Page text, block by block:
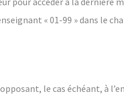
« 01-99 » dans le
le cas échéant, à